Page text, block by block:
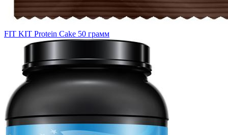
FIT KIT Protein Cake 50 грамм